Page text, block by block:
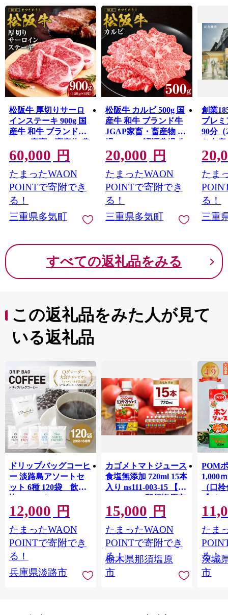
す！
松阪牛 厚切りサーロ
インステーキ 900g 国
産牛 和牛 ブランド牛
JGAP家畜・畜産物 農
場HACCP認証農場 牛
肉 肉 高級 人気 おすす
め 日本三大和牛 松阪
松坂牛 松坂 三重県 多
気町 SS-215-06
60,000 円
たまったWAON
POINTで寄附でき
る！
三重県多気町
松阪牛 カルビ 500g 国
産牛 和牛 ブランド牛
JGAP家畜・畜産物 農
場HACCP認証農場 牛
肉 肉 高級 人気 おすす
め 日本三大和牛 松阪
松坂牛 松坂 三重県 多
気町 SS-245
20,000 円
たまったWAON
POINTで寄附でき
る！
三重県多気町
創業
プレ
90分
お土
たま
る！
三重
すべての返礼品をみる
この返礼品をみた人が見て
いる返礼品
ドリップバッグコーヒ
ー 淡路島アソートセ
ット 6種 120袋 飲み
比べ コーヒー
12,000 円
たまったWAON
POINTで寄附でき
る！
兵庫県淡路市
カゴメトマトジュース
食塩無添加 720ml 15本
入り ns111-003-15 【
KAGOME 那須塩原市
ギフト トマト 野菜 ジ
ュース 飲料 ドリンク
健康 GABA 血圧 コレ
ステロール】
15,000 円
たまったWAON
POINTで寄附でき
る！
栃木県那須塩原
市
POM
1,000
（口
【ジ
Ｍ 爽
ジ 果
ンス
ンド
庫 ド
入れし
アタイ
たま
る！
茨城
市